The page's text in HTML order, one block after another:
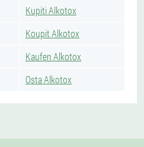
Kupiti Alkotox
Koupit Alkotox
Kaufen Alkotox
Osta Alkotox